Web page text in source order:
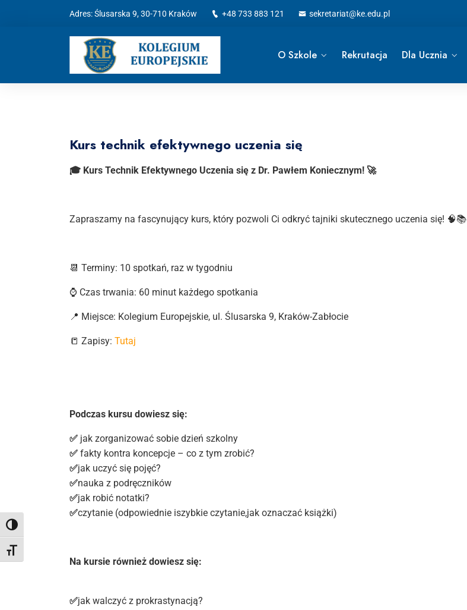
Toggle High Contrast
Toggle Font size
Adres: Ślusarska 9, 30-710 Kraków +48 733 883 121 sekretariat@ke.edu.pl
O Szkole Rekrutacja Dla Ucznia
Kurs technik efektywnego uczenia się
🎓 Kurs Technik Efektywnego Uczenia się z Dr. Pawłem Koniecznym! 🚀
Zapraszamy na fascynujący kurs, który pozwoli Ci odkryć tajniki skutecznego uczenia się! 🧠📚
📆 Terminy: 10 spotkań, raz w tygodniu
⌚ Czas trwania: 60 minut każdego spotkania
📍 Miejsce: Kolegium Europejskie, ul. Ślusarska 9, Kraków-Zabłocie
📒 Zapisy: Tutaj
Podczas kursu dowiesz się:
✅ jak zorganizować sobie dzień szkolny
✅ fakty kontra koncepcje – co z tym zrobić?
✅jak uczyć się pojęć?
✅nauka z podręczników
✅jak robić notatki?
✅czytanie (odpowiednie iszybkie czytanie,jak oznaczać książki)
Na kursie również dowiesz się:
✅jak walczyć z prokrastynacją?